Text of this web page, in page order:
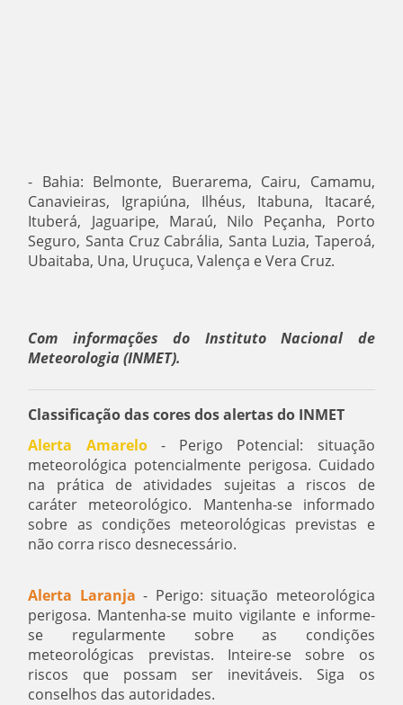
- Bahia: Belmonte, Buerarema, Cairu, Camamu,
Canavieiras, Igrapiúna, Ilhéus, Itabuna, Itacaré,
Ituberá, Jaguaripe, Maraú, Nilo Peçanha, Porto
Seguro, Santa Cruz Cabrália, Santa Luzia, Taperoá,
Ubaitaba, Una, Uruçuca, Valença e Vera Cruz.
Com informações do Instituto Nacional de
Meteorologia (INMET).
Classificação das cores dos alertas do INMET
Alerta Amarelo- Perigo Potencial: situação
meteorológica potencialmente perigosa. Cuidado
na prática de atividades sujeitas a riscos de
caráter meteorológico. Mantenha-se informado
sobre as condições meteorológicas previstas e
não corra risco desnecessário.
Alerta Laranja - Perigo: situação meteorológica
perigosa. Mantenha-se muito vigilante e informe-
se regularmente sobre as condições
meteorológicas previstas. Inteire-se sobre os
riscos que possam ser inevitáveis. Siga os
conselhos das autoridades.